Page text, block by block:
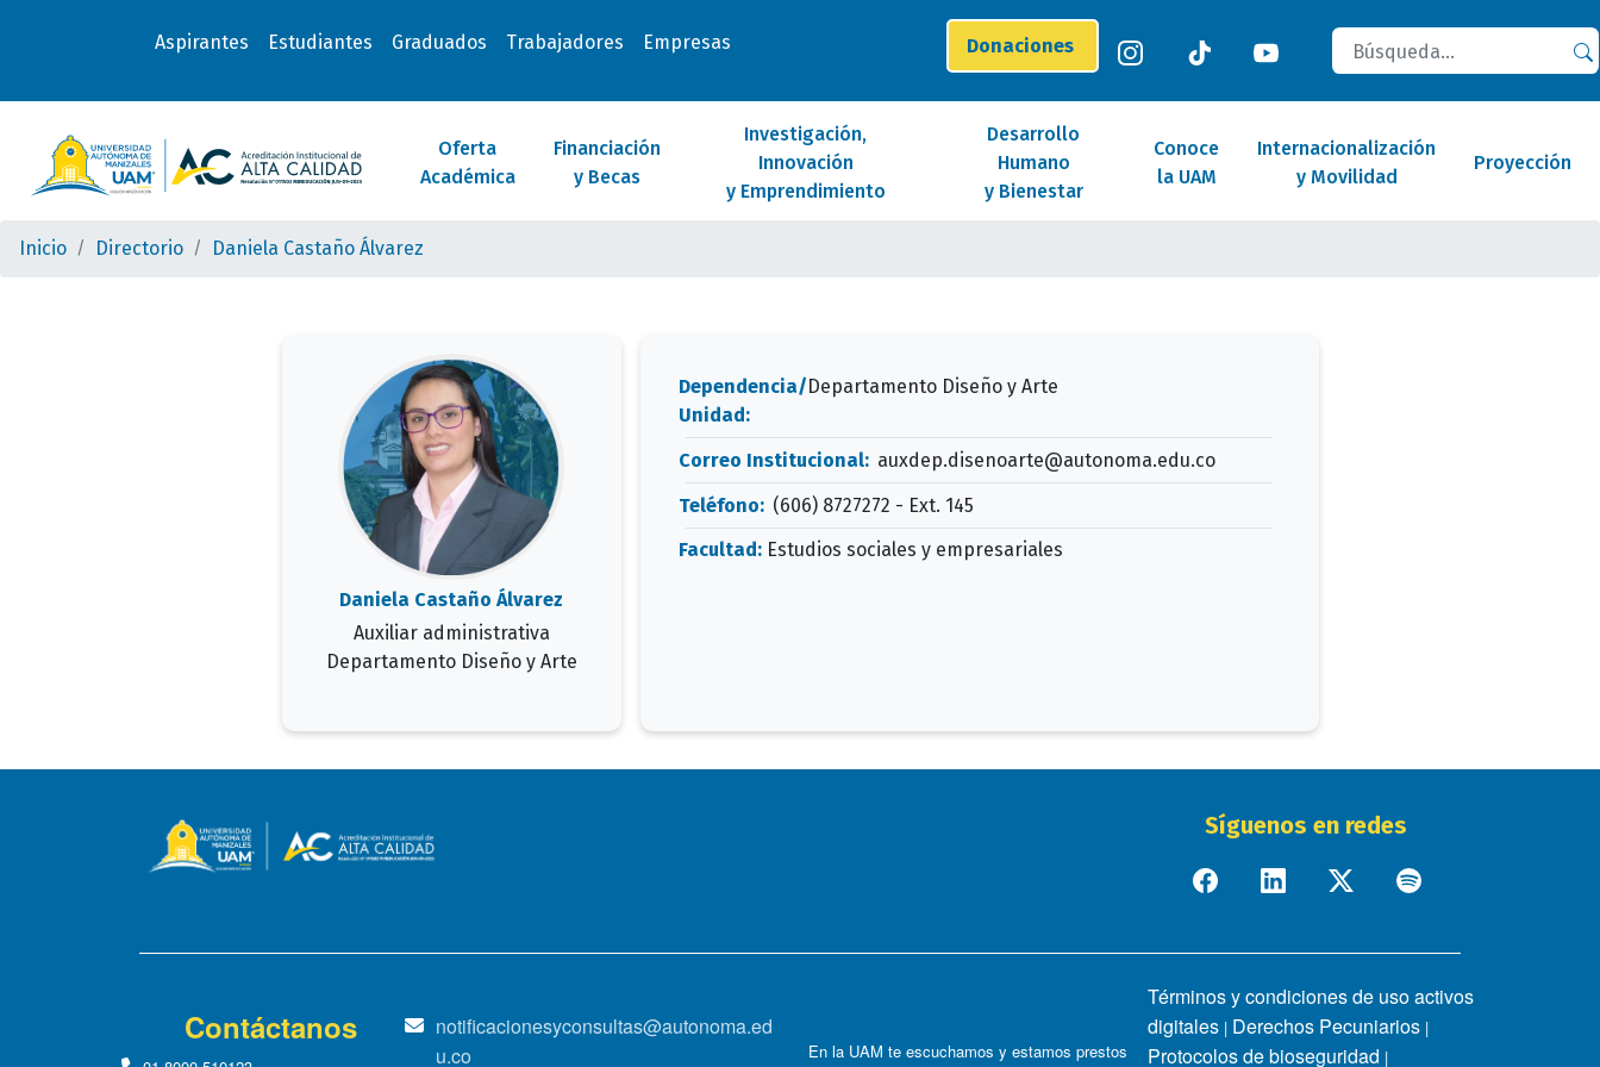
Aspirantes Estudiantes Graduados Trabajadores Empresas Donaciones
Buscar
Oferta
Académica
Financiación
y Becas
Investigación,
Innovación
y Emprendimiento
Desarrollo
Humano
y Bienestar
Conoce
la UAM
Internacionalización
y Movilidad
Proyección
Inicio Directorio Daniela Castaño Álvarez
Daniela Castaño Álvarez
Auxiliar administrativa
Departamento Diseño y Arte
Dependencia/
Unidad:
Departamento Diseño y Arte
Correo Institucional: auxdep.disenoarte@autonoma.edu.co
Teléfono: (606) 8727272 - Ext. 145
Facultad: Estudios sociales y empresariales
Síguenos en redes
Contáctanos
notificacionesyconsultas@autonoma.ed
u.co
En la UAM te escuchamos y estamos prestos
Términos y condiciones de uso activos
digitales | Derechos Pecuniarios |
Protocolos de bioseguridad |